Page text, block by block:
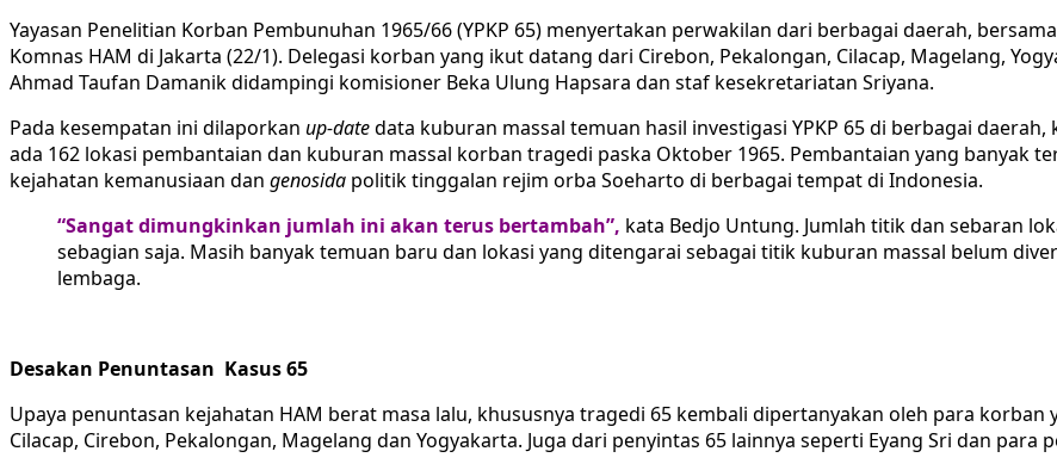
Yayasan Penelitian Korban Pembunuhan 1965/66 (YPKP 65) menyertakan perwakilan dari berbagai daerah,
Komnas HAM di Jakarta (22/1). Delegasi korban yang ikut datang dari Cirebon, Pekalongan, Cilacap, Magelang,
Ahmad Taufan Damanik didampingi komisioner Beka Ulung Hapsara dan staf kesekretariatan Sriyana.
Pada kesempatan ini dilaporkan up-datedata kuburan massal temuan hasil investigasi YPKP 65 di berbagai
ada 162 lokasi pembantaian dan kuburan massal korban tragedi paska Oktober 1965. Pembantaian yang banyak
kejahatan kemanusiaan dan genosida politik tinggalan rejim orba Soeharto di berbagai tempat di Indonesia.
“Sangat dimungkinkan jumlah ini akan terus bertambah”, kata Bedjo Untung. Jumlah titik dan sebaran
sebagian saja. Masih banyak temuan baru dan lokasi yang ditengarai sebagai titik kuburan massal belum
lembaga.
Desakan Penuntasan Kasus 65
Upaya penuntasan kejahatan HAM berat masa lalu, khususnya tragedi 65 kembali dipertanyakan oleh para
Cilacap, Cirebon, Pekalongan, Magelang dan Yogyakarta. Juga dari penyintas 65 lainnya seperti Eyang Sri dan para